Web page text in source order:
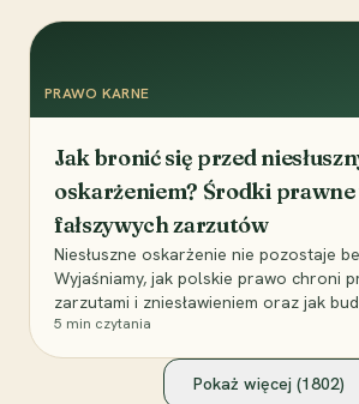
PRAWO KARNE
Jak bronić się przed
oskarżeniem? Środki prawne
fałszywych zarzutów
Niesłuszne oskarżenie nie pozostaje
Wyjaśniamy, jak polskie prawo chroni
zarzutami i zniesławieniem oraz jak
5 min czytania
Pokaż więcej (1802)